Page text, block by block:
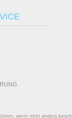
wenn nicht anders